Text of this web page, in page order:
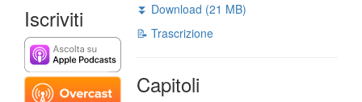
Iscriviti
⏬ Download (21 MB)
📝 Trascrizione
Capitoli